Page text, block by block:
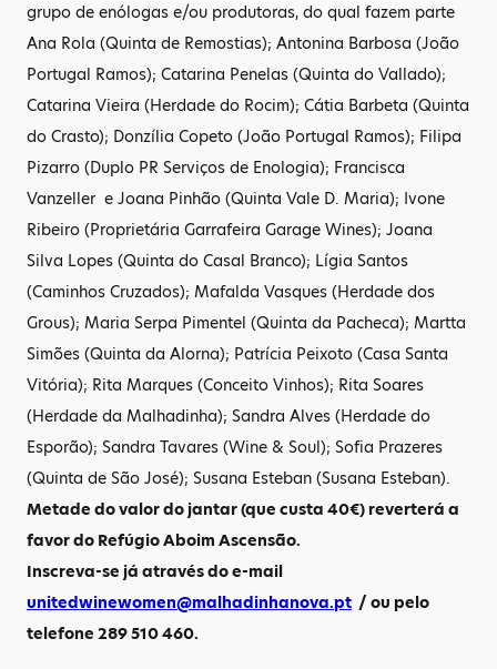
grupo de enólogas e/ou produtoras, do qual fazem parte
Ana Rola (Quinta de Remostias); Antonina Barbosa (João
Portugal Ramos); Catarina Penelas (Quinta do Vallado);
Catarina Vieira (Herdade do Rocim); Cátia Barbeta (Quinta
do Crasto); Donzília Copeto (João Portugal Ramos); Filipa
Pizarro (Duplo PR Serviços de Enologia); Francisca
Vanzeller e Joana Pinhão (Quinta Vale D. Maria); Ivone
Ribeiro (Proprietária Garrafeira Garage Wines); Joana
Silva Lopes (Quinta do Casal Branco); Lígia Santos
(Caminhos Cruzados); Mafalda Vasques (Herdade dos
Grous); Maria Serpa Pimentel (Quinta da Pacheca); Martta
Simões (Quinta da Alorna); Patrícia Peixoto (Casa Santa
Vitória); Rita Marques (Conceito Vinhos); Rita Soares
(Herdade da Malhadinha); Sandra Alves (Herdade do
Esporão); Sandra Tavares (Wine & Soul); Sofia Prazeres
(Quinta de São José); Susana Esteban (Susana Esteban).
Metade do valor do jantar (que custa 40€) reverterá a
favor do Refúgio Aboim Ascensão.
Inscreva-se já através do e-mail
unitedwinewomen@malhadinhanova.pt / ou pelo
telefone 289 510 460.